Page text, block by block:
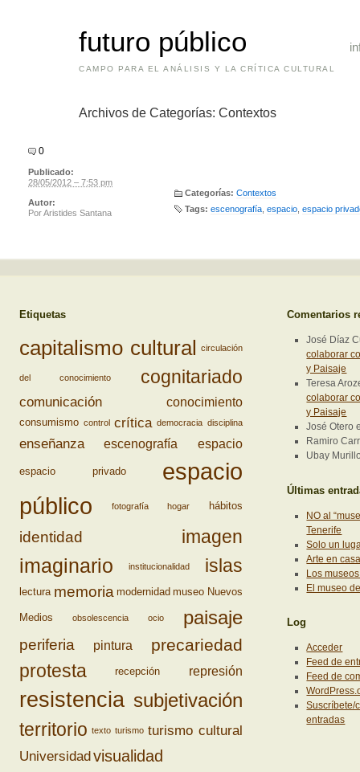
futuro público
CAMPO PARA EL ANÁLISIS Y LA CRÍTICA CULTURAL
Archivos de Categorías: Contextos
0
Categorías: Contextos
Tags: escenografía espacio espacio
Publicado:
28/05/2012 – 7:53 pm
Autor:
PorAristides Santana
Etiquetas
capitalismo cultural circulación
del conocimiento cognitariado
comunicación conocimiento
consumismo control crítica democracia disciplina
enseñanza escenografía espacio
espacio privado
espacio
público
fotografía hogar hábitos
identidad imagen
imaginario institucionalidad islas
lectura memoria modernidad museo Nuevos
Medios obsolescencia ocio paisaje
periferia pintura precariedad
protesta recepción represión
resistencia subjetivación
territorio texto turismo turismo cultural
Universidadvisualidad
Comentarios
José Díaz
colaborar
y Paisaje
Teresa
colaborar
y Paisaje
José Otero
Ramiro
Ubay
Últimas
NO al
Tenerife
Solo un
Arte en
Los
El museo
Log
Acceder
Feed de
Feed de
Suscríbete/
entradas